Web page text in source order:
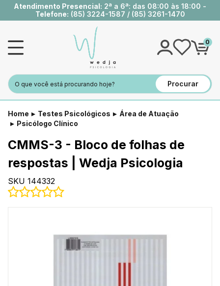
Atendimento Presencial: 2ª a 6ª: das 08:00 às 18:00 -
Telefone: (85) 3224-1587 / (85) 3261-1470
Procurar
0
Home Testes Psicológicos
Área de Atuação
Psicólogo Clínico
CMMS-3 - Bloco de folhas de
respostas | Wedja Psicologia
SKU 144332